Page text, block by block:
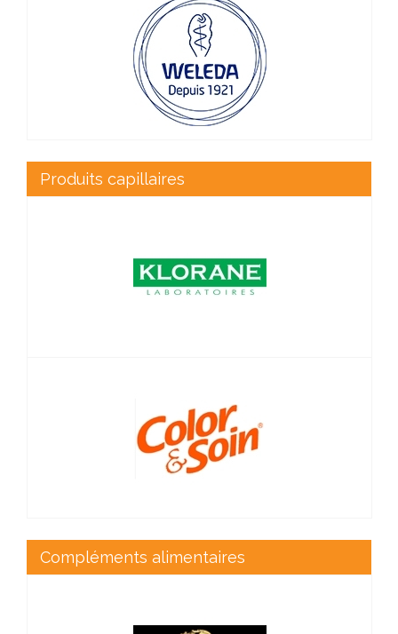
Produits capillaires
Compléments alimentaires